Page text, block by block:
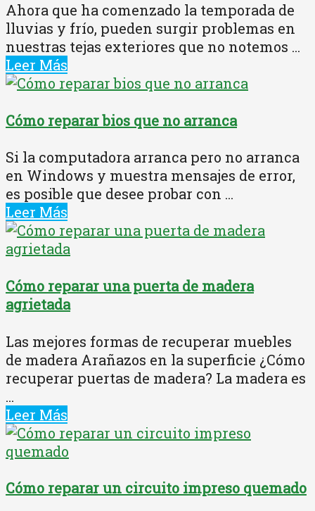
Ahora que ha comenzado la temporada de
lluvias y frío, pueden surgir problemas en
nuestras tejas exteriores que no notemos ...
Leer Más
Cómo reparar bios que no arranca
Si la computadora arranca pero no arranca
en Windows y muestra mensajes de error,
es posible que desee probar con ...
Leer Más
Cómo reparar una puerta de madera
agrietada
Las mejores formas de recuperar muebles
de madera Arañazos en la superficie ¿Cómo
recuperar puertas de madera? La madera es
...
Leer Más
Cómo reparar un circuito impreso quemado